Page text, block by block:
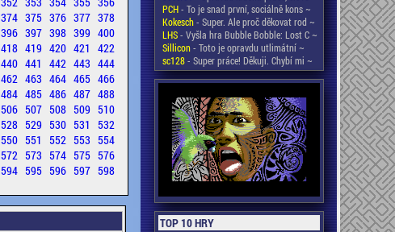
374 375 376 377 378
396 397 398 399 400
418 419 420 421 422
440 441 442 443 444
462 463 464 465 466
484 485 486 487 488
506 507 508 509 510
528 529 530 531 532
550 551 552 553 554
572 573 574 575 576
594 595 596 597 598
PCH- To je snad první, sociálně kons ~
Kokesch- Super. Ale proč děkovat rod ~
LHS- Vyšla hra Bubble Bobble: Lost C ~
Sillicon- Toto je opravdu utlimátní ~
sc128- Super práce! Děkuji. Chybí mi ~
TOP 10 HRY